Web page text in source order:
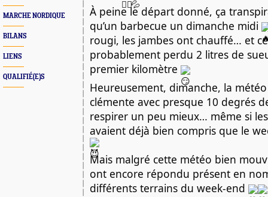
MARCHE NORDIQUE
BILANS
LIENS
QUALIFIÉ(E)S
À peine le départ donné, ça
qu’un barbecue un dimanche midi
rougi, les jambes ont chauffé… et
probablement perdu 2 litres de
premier kilomètre
Heureusement, dimanche, la
clémente avec presque 10 degrés
respirer un peu mieux… même si
Mais malgré cette météo bien
ont encore répondu présent en
différents terrains du week-end